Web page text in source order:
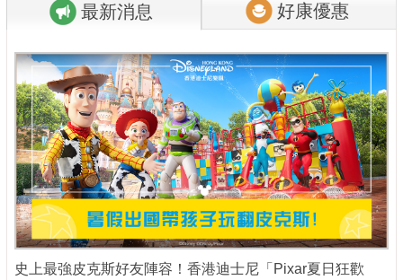
商家合作
推薦景點
討論區
聯絡我們
APP下載
最新消息 好康優惠
史上最強皮克斯好友陣容！香港迪士尼「Pixar夏日狂歡